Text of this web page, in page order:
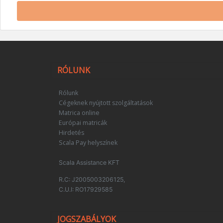
RÓLUNK
Rólunk
Cégeknek nyújtott szolgáltatások
Matrica online
Európai matricák
Hirdetés
Scala Pay helyszínek
Scala Assistance KFT
R.C: J2005003206125,
C.U.I: RO17929585
JOGSZABÁLYOK